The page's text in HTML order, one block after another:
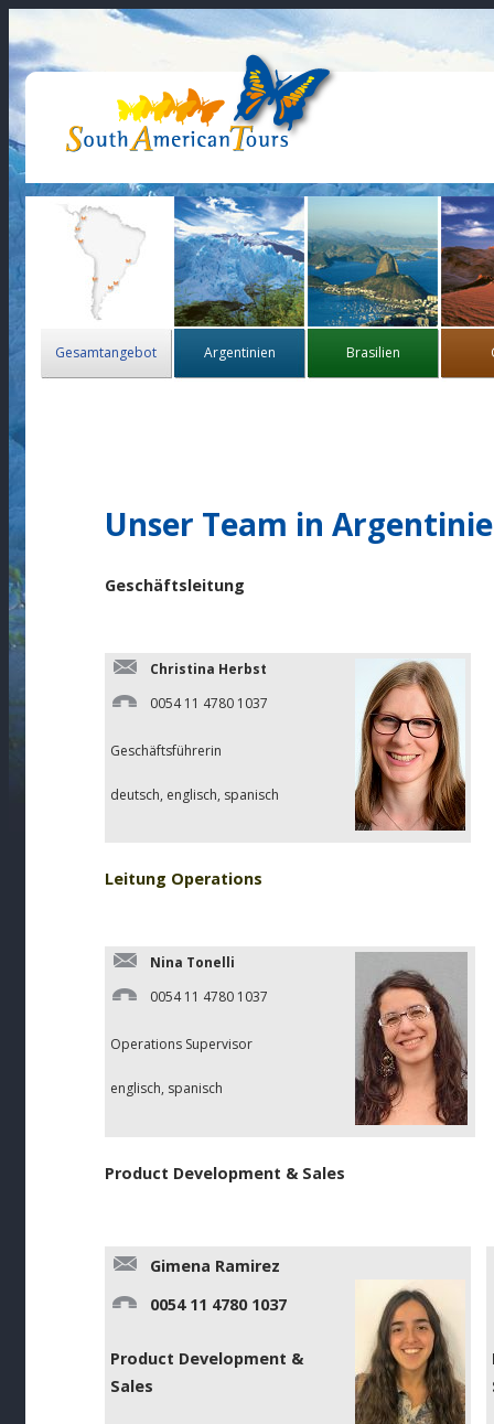
Gesamtangebot Argentinien Brasilien
Unser Team in
Geschäftsleitung
Christina Herbst
0054 11 4780 1037
Geschäftsführerin
deutsch, englisch, spanisch
Leitung Operations
Nina Tonelli
0054 11 4780 1037
Operations Supervisor
englisch, spanisch
Product Development & Sales
Gimena Ramirez
0054 11 4780 1037
Product Development &
Sales